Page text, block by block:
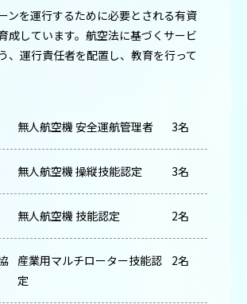
ンを運行するために必要とされる有資
成しています。航空法に基づくサービ
、運行責任者を配置し、教育を行って
無人航空機 安全運航管理者 3名
無人航空機 操縦技能認定 3名
無人航空機 技能認定 2名
産業用マルチローター技能認
定
2名